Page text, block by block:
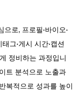
로, 프로필·바이오·
그·게시 시간·캡션
정비하는 과정입니
트 분석으로 노출과
복적으로 성과를 높이